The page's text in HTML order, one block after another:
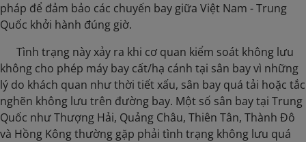
pháp để đảm bảo các chuyến bay giữa Việt Nam - Trung
Quốc khởi hành đúng giờ.
​ Tình trạng này xảy ra khi cơ quan kiểm soát không lưu
không cho phép máy bay cất/hạ cánh tại sân bay vì những
lý do khách quan như thời tiết xấu, sân bay quá tải hoặc tắc
nghẽn không lưu trên đường bay. Một số sân bay tại Trung
Quốc như Thượng Hải, Quảng Châu, Thiên Tân, Thành Đô
và Hồng Kông thường gặp phải tình trạng không lưu quá